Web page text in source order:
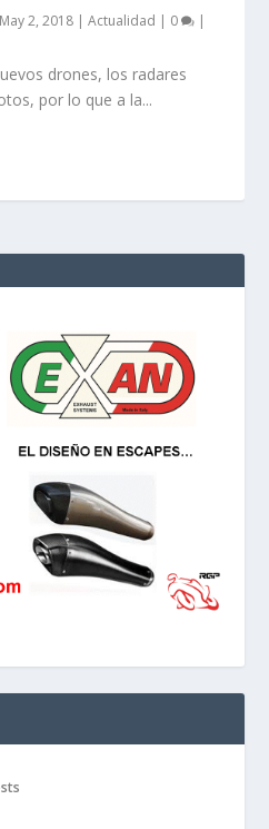
May 2, 2018 |Actualidad | 0 |
drones, los radares
por lo que a la...